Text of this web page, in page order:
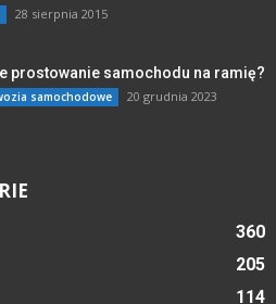
28 sierpnia 2015
prostowanie samochodu na ramię?
samochodowe 20 grudnia 2023
360
205
114